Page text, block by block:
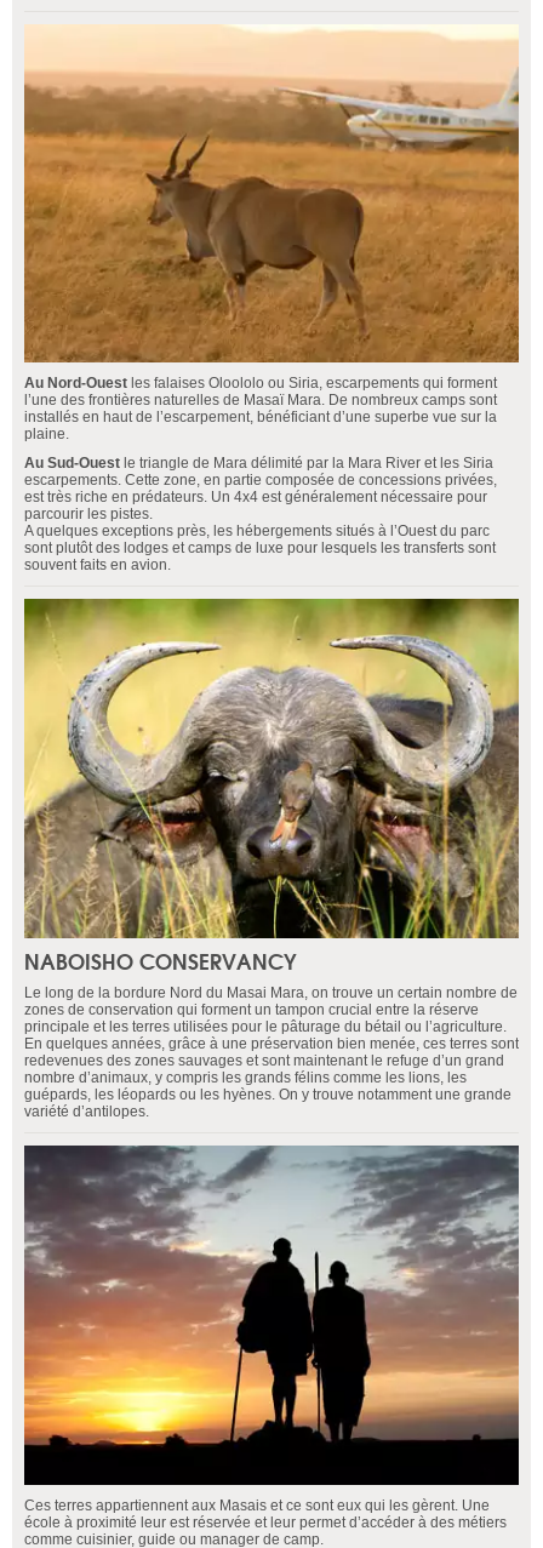
Au Nord-Ouest les falaises Oloololo ou Siria, escarpements qui forment
l’une des frontières naturelles de Masaï Mara. De nombreux camps sont
installés en haut de l’escarpement, bénéficiant d’une superbe vue sur la
plaine.
Au Sud-Ouest le triangle de Mara délimité par la Mara River et les Siria
escarpements. Cette zone, en partie composée de concessions privées,
est très riche en prédateurs. Un 4x4 est généralement nécessaire pour
parcourir les pistes.
A quelques exceptions près, les hébergements situés à l’Ouest du parc
sont plutôt des lodges et camps de luxe pour lesquels les transferts sont
souvent faits en avion.
NABOISHO CONSERVANCY
Le long de la bordure Nord du Masai Mara, on trouve un certain nombre de
zones de conservation qui forment un tampon crucial entre la réserve
principale et les terres utilisées pour le pâturage du bétail ou l’agriculture.
En quelques années, grâce à une préservation bien menée, ces terres sont
redevenues des zones sauvages et sont maintenant le refuge d’un grand
nombre d’animaux, y compris les grands félins comme les lions, les
guépards, les léopards ou les hyènes. On y trouve notamment une grande
variété d’antilopes.
Ces terres appartiennent aux Masais et ce sont eux qui les gèrent. Une
école à proximité leur est réservée et leur permet d’accéder à des métiers
comme cuisinier, guide ou manager de camp.